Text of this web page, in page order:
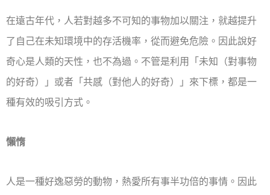
在遠古年代，人若對越多不可知的事物加以關注，就越提升
了自己在未知環境中的存活機率，從而避免危險。因此說好
奇心是人類的天性，也不為過。不管是利用「未知（對事物
的好奇）」或者「共感（對他人的好奇）」來下標，都是一
種有效的吸引方式。
懶惰
人是一種好逸惡勞的動物，熱愛所有事半功倍的事情。因此